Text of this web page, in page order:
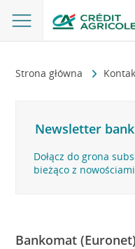
Strona główna
Newsletter
Dołącz do grona
bieżąco z
Bankomat (Euronet)